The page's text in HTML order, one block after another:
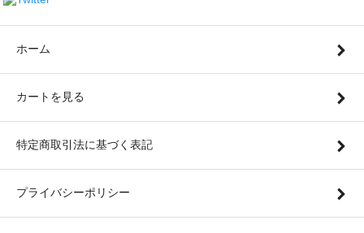
ホーム
カートを見る
特定商取引法に基づく表記
プライバシーポリシー